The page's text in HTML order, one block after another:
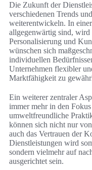
Die Zukunft der
verschiedenen Trends
weiterentwickeln. In
allgegenwärtig sind, wird
Personalisierung und
wünschen sich
individuellen
Unternehmen flexibler
Marktfähigkeit zu
Ein weiterer zentraler
immer mehr in den
umweltfreundliche
können sich nicht nur
auch das Vertrauen der
Dienstleistungen wird
sondern vielmehr auf
ausgerichtet sein.